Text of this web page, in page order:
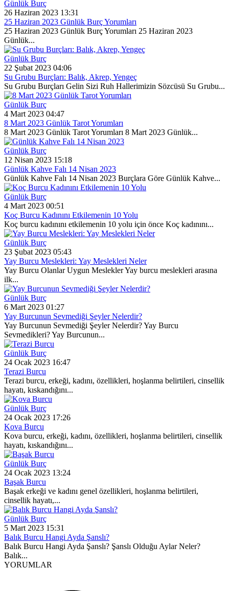
Günlük Burç
26 Haziran 2023 13:31
25 Haziran 2023 Günlük Burç Yorumları
25 Haziran 2023 Günlük Burç Yorumları 25 Haziran 2023
Günlük...
Günlük Burç
22 Şubat 2023 04:06
Su Grubu Burçları: Balık, Akrep, Yengeç
Su Grubu Burçları Gelin Sizi Ruh Hallerimizin Sözcüsü Su Grubu...
Günlük Burç
4 Mart 2023 04:47
8 Mart 2023 Günlük Tarot Yorumları
8 Mart 2023 Günlük Tarot Yorumları 8 Mart 2023 Günlük...
Günlük Burç
12 Nisan 2023 15:18
Günlük Kahve Falı 14 Nisan 2023
Günlük Kahve Falı 14 Nisan 2023 Burçlara Göre Günlük Kahve...
Günlük Burç
4 Mart 2023 00:51
Koç Burcu Kadınını Etkilemenin 10 Yolu
Koç burcu kadınını etkilemenin 10 yolu için önce Koç kadınını...
Günlük Burç
23 Şubat 2023 05:43
Yay Burcu Meslekleri: Yay Meslekleri Neler
Yay Burcu Olanlar Uygun Meslekler Yay burcu meslekleri arasına
ilk...
Günlük Burç
6 Mart 2023 01:27
Yay Burcunun Sevmediği Şeyler Nelerdir?
Yay Burcunun Sevmediği Şeyler Nelerdir? Yay Burcu
Sevmedikleri? Yay Burcunun...
Günlük Burç
24 Ocak 2023 16:47
Terazi Burcu
Terazi burcu, erkeği, kadını, özellikleri, hoşlanma belirtileri, cinsellik
hayatı, kıskandığını...
Günlük Burç
24 Ocak 2023 17:26
Kova Burcu
Kova burcu, erkeği, kadını, özellikleri, hoşlanma belirtileri, cinsellik
hayatı, kıskandığını...
Günlük Burç
24 Ocak 2023 13:24
Başak Burcu
Başak erkeği ve kadını genel özellikleri, hoşlanma belirtileri,
cinsellik hayatı,...
Günlük Burç
5 Mart 2023 15:31
Balık Burcu Hangi Ayda Şanslı?
Balık Burcu Hangi Ayda Şanslı? Şanslı Olduğu Aylar Neler?
Balık...
YORUMLAR